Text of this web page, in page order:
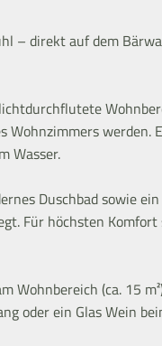
– direkt auf dem
Wohnzimmers werden.
Wasser.
Duschbad sowie ein
Für höchsten Komfort
Wohnbereich (ca. 15
oder ein Glas Wein